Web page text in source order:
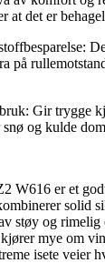
at det er
på
Gir trygge
og kulde
W616 er et
solid
støy og rimelig
mye om
isete veier